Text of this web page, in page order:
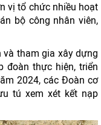
vị tổ chức nhiều hoạt
bộ công nhân viên,
tham gia xây dựng
đoàn thực hiện, triển
2024, các Đoàn cơ
tú xem xét kết nạp